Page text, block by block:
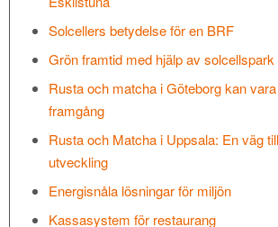
Solcellers betydelse för en BRF
Grön framtid med hjälp av solcellspark
Rusta och matcha i Göteborg kan
framgång
Rusta och Matcha i Uppsala: En väg
utveckling
Energisnåla lösningar för miljön
Kassasystem för restaurang